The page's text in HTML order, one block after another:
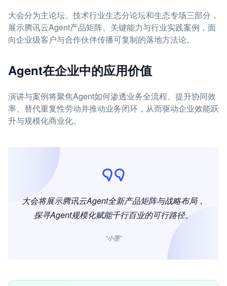
大会分为主论坛、技术行业生态分论坛和生态专场三部分，
展示腾讯云Agent产品矩阵、关键能力与行业实践案例，面
向企业级客户与合作伙伴传播可复制的落地方法论。
Agent在企业中的应用价值
演讲与案例将聚焦Agent如何渗透业务全流程、提升协同效
率、替代重复性劳动并推动业务闭环，从而驱动企业效能跃
升与规模化商业化。
大会将展示腾讯云Agent全新产品矩阵与战略布局，
探寻Agent规模化赋能千行百业的可行路径。
“小墨”